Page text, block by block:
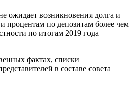
ожидает возникновения долга и
по депозитам более чем
по итогам 2019 года
фактах, списки
в составе совета